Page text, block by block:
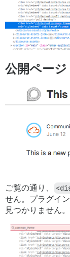
公開ページ
ご覧の通り、
せん。プラグイ
見つかりません。